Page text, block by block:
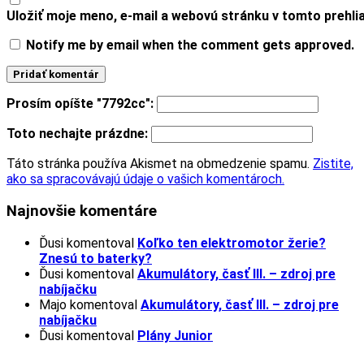
Uložiť moje meno, e-mail a webovú stránku v tomto
Notify me by email when the comment gets approved.
Prosím opíšte "7792cc":
Toto nechajte prázdne:
Táto stránka používa Akismet na obmedzenie spamu. Zistite,
ako sa spracovávajú údaje o vašich komentároch.
Najnovšie komentáre
Ďusi komentoval Koľko ten elektromotor žerie?
Znesú to baterky?
Ďusi komentoval Akumulátory, časť III. – zdroj pre
nabíjačku
Majo komentoval Akumulátory, časť III. – zdroj pre
nabíjačku
Ďusi komentoval Plány Junior